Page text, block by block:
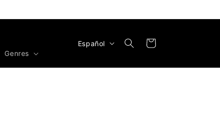
Genres
i
Español Carrito